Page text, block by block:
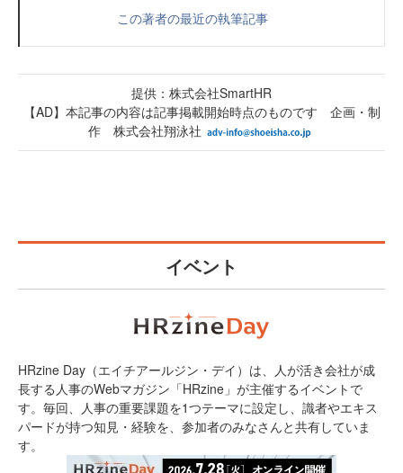
この著者の最近の執筆記事
提供：株式会社SmartHR
【AD】本記事の内容は記事掲載開始時点のものです 企画・制
作 株式会社翔泳社
イベント
HRzine Day（エイチアールジン・デイ）は、人が活き会社が成
長する人事のWebマガジン「HRzine」が主催するイベントで
す。毎回、人事の重要課題を1つテーマに設定し、識者やエキス
パードが持つ知見・経験を、参加者のみなさんと共有していま
す。